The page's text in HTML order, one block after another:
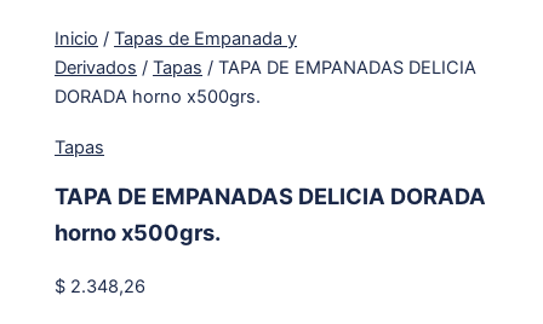
Inicio /Tapas de Empanada y
Derivados /Tapas / TAPA DE EMPANADAS DELICIA
DORADA horno x500grs.
Tapas
TAPA DE EMPANADAS DELICIA DORADA
horno x500grs.
$ 2.348,26